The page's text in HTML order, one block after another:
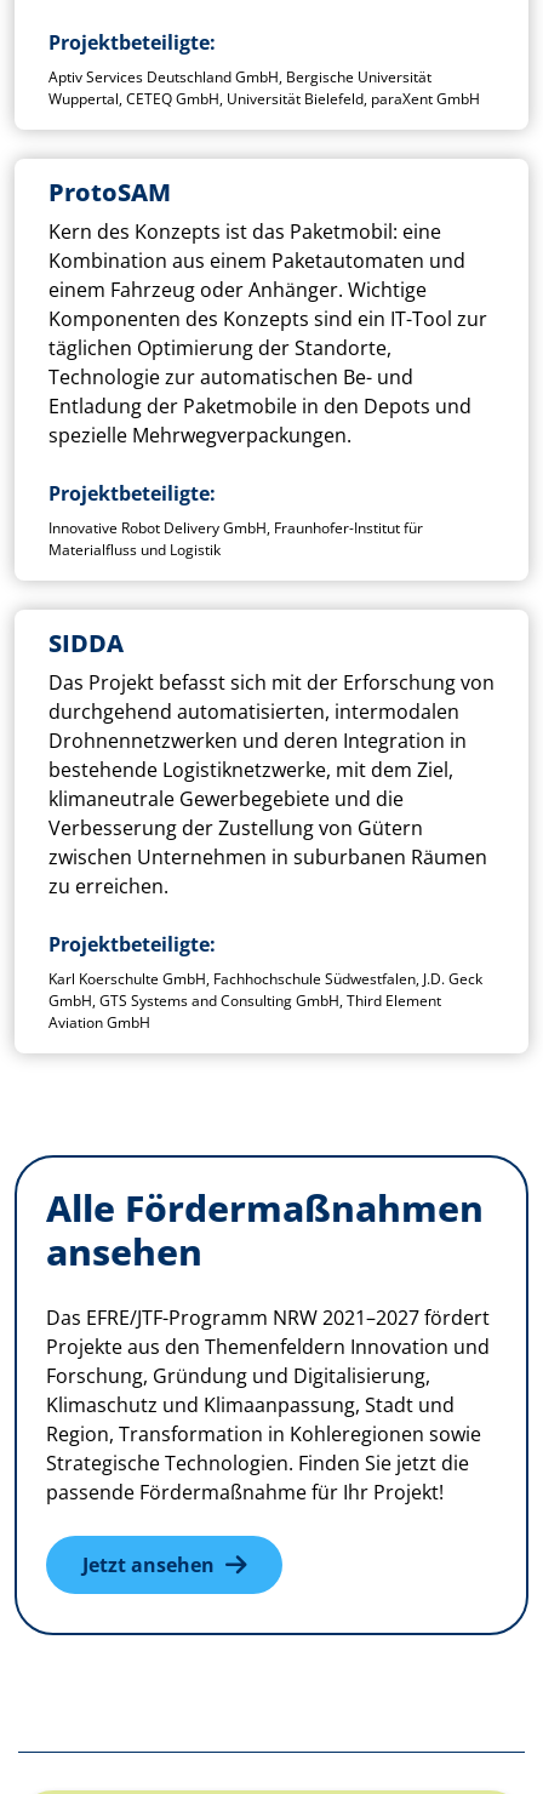
Projektbeteiligte
Aptiv Services Deutschland GmbH, Bergische Universität
Wuppertal, CETEQ GmbH, Universität Bielefeld, paraXent GmbH
ProtoSAM
Kern des Konzepts ist das Paketmobil: eine
Kombination aus einem Paketautomaten und
einem Fahrzeug oder Anhänger. Wichtige
Komponenten des Konzepts sind ein IT-Tool zur
täglichen Optimierung der Standorte,
Technologie zur automatischen Be- und
Entladung der Paketmobile in den Depots und
spezielle Mehrwegverpackungen.
Projektbeteiligte
Innovative Robot Delivery GmbH, Fraunhofer-Institut für
Materialfluss und Logistik
SIDDA
Das Projekt befasst sich mit der Erforschung von
durchgehend automatisierten, intermodalen
Drohnennetzwerken und deren Integration in
bestehende Logistiknetzwerke, mit dem Ziel,
klimaneutrale Gewerbegebiete und die
Verbesserung der Zustellung von Gütern
zwischen Unternehmen in suburbanen Räumen
zu erreichen.
Projektbeteiligte
Karl Koerschulte GmbH, Fachhochschule Südwestfalen, J.D. Geck
GmbH, GTS Systems and Consulting GmbH, Third Element
Aviation GmbH
Alle Fördermaßnahmen
ansehen
Das EFRE/JTF-Programm NRW 2021–2027 fördert
Projekte aus den Themenfeldern Innovation und
Forschung, Gründung und Digitalisierung,
Klimaschutz und Klimaanpassung, Stadt und
Region, Transformation in Kohleregionen sowie
Strategische Technologien. Finden Sie jetzt die
passende Fördermaßnahme für Ihr Projekt!
Jetzt ansehen